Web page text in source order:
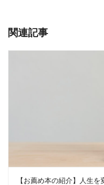
関連記事
【お薦め本の紹介】人生